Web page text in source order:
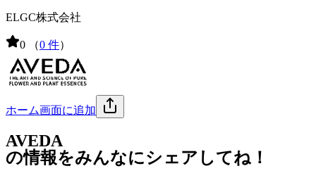
ELGC株式会社
0 （0 件）
ホーム画面に追加
AVEDA
の情報をみんなにシェアしてね！